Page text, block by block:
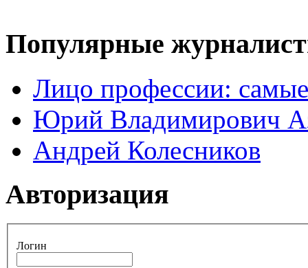
Популярные
Лицо профессии:
Юрий Владимирович
Андрей Колесников
Авторизация
Логин